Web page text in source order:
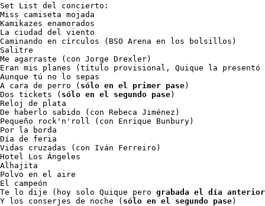
Set List del concierto:
Miss camiseta mojada
Kamikazes enamorados
La ciudad del viento
Caminando en círculos (BSO Arena en los bolsillos)
Salitre
Me agarraste (con Jorge Drexler)
Eran mis planes (título provisional, Quique la presentó
Aunque tú no lo sepas
A cara de perro ( sólo en el primer pase)
Dos tickets ( sólo en el segundo pase)
Reloj de plata
De haberlo sabido (con Rebeca Jiménez)
Pequeño rock'n'roll (con Enrique Bunbury)
Por la borda
Día de feria
Vidas cruzadas (con Iván Ferreiro)
Hotel Los Ángeles
Alhajita
Polvo en el aire
El campeón
Te lo dije (hoy solo Quique pero grabada el día
Y los conserjes de noche ( sólo en el segundo pase)